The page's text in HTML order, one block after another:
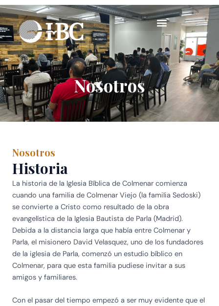
Ir
al
contenido
Nosotros
Nosotros
Historia
La historia de la Iglesia Bíblica de Colmenar comienza
cuando una familia de Colmenar Viejo (la familia Sedoski)
se convierte a Cristo como resultado de la obra
evangelística de la Iglesia Bautista de Parla (Madrid).
Debida a la distancia larga que había entre Colmenar y
Parla, el misionero David Velasquez, uno de los fundadores
de la iglesia de Parla, comenzó un estudio bíblico en
Colmenar, para que esta familia pudiese invitar a sus
amigos y familiares.
Con el pasar del tiempo empezó a ser muy evidente que el